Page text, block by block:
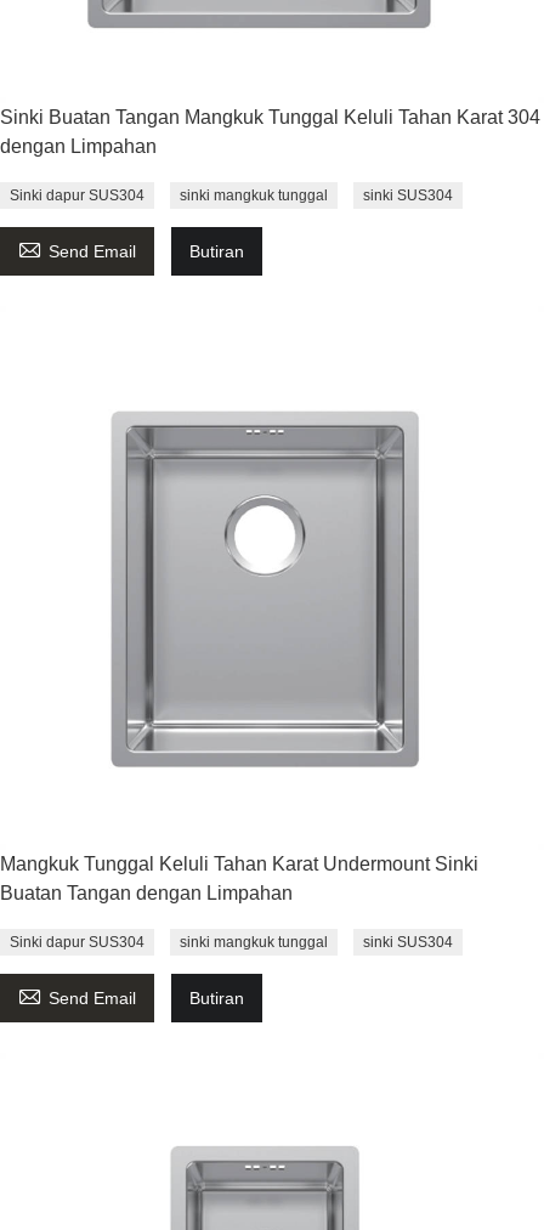
Sinki Buatan Tangan Mangkuk Tunggal Keluli Tahan Karat 304
dengan Limpahan
Sinki dapur SUS304 sinki mangkuk tunggal sinki SUS304
 Send Email Butiran
Mangkuk Tunggal Keluli Tahan Karat Undermount Sinki
Buatan Tangan dengan Limpahan
Sinki dapur SUS304 sinki mangkuk tunggal sinki SUS304
 Send Email Butiran